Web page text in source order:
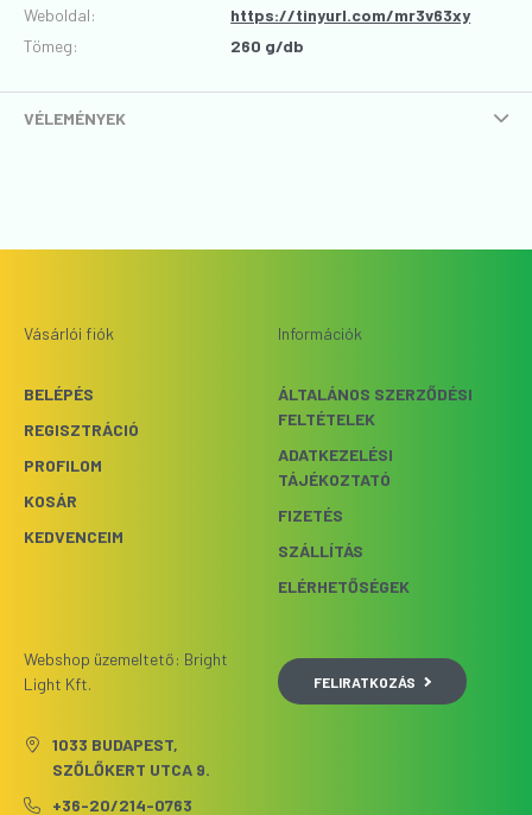
Weboldal:
https://tinyurl.com/mr3v63xy
Tömeg:
260 g/db
VÉLEMÉNYEK
Vásárlói fiók
BELÉPÉS
REGISZTRÁCIÓ
PROFILOM
KOSÁR
KEDVENCEIM
Információk
ÁLTALÁNOS SZERZŐDÉSI
FELTÉTELEK
ADATKEZELÉSI
TÁJÉKOZTATÓ
FIZETÉS
SZÁLLÍTÁS
ELÉRHETŐSÉGEK
Webshop üzemeltető: Bright
Light Kft.
1033 BUDAPEST,
SZŐLŐKERT UTCA 9.
+36-20/214-0763
FELIRATKOZÁS